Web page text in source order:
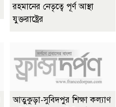
রহমানের নেতৃত্বে পূর্ণ আস্থা
যুক্তরাষ্ট্রের
আতুকুড়া-সুবিদপুর শিক্ষা কল্যাণ